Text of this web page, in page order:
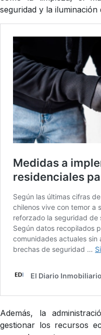
seguridad y la iluminación
Además, la
gestionar los recursos